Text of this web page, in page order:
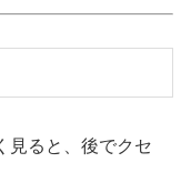
見ると、後でクセ